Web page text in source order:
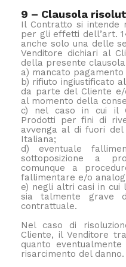
9 – Clausola
Il Contratto si intende
per gli effetti dell’art.
anche solo una delle
Venditore dichiari al
della presente
a) mancato
b) rifiuto ingiustificato
da parte del Cliente e/
al momento della
c) nel caso in cui il
Prodotti per fini di
avvenga al di fuori
Italiana;
d) eventuale
sottoposizione a
comunque a
fallimentare e/o
e) negli altri casi in cui
sia talmente grave
contrattuale.
Nel caso di
Cliente, il Venditore
quanto
risarcimento del danno.